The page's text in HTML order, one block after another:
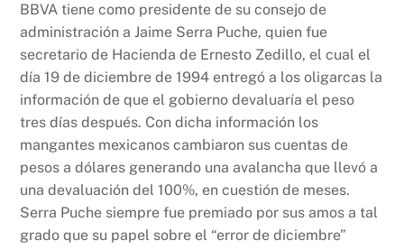
BBVA tiene como presidente de su consejo de
administración a Jaime Serra Puche, quien fue
secretario de Hacienda de Ernesto Zedillo, el cual el
día 19 de diciembre de 1994 entregó a los oligarcas la
información de que el gobierno devaluaría el peso
tres días después. Con dicha información los
mangantes mexicanos cambiaron sus cuentas de
pesos a dólares generando una avalancha que llevó a
una devaluación del 100%, en cuestión de meses.
Serra Puche siempre fue premiado por sus amos a tal
grado que su papel sobre el “error de diciembre”